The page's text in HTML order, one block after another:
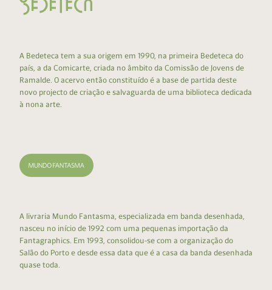
A Bedeteca tem a sua origem em 1990, na primeira Bedeteca do
país, a da Comicarte, criada no âmbito da Comissão de Jovens de
Ramalde. O acervo então constituído é a base de partida deste
novo projecto de criação e salvaguarda de uma biblioteca dedicada
à nona arte.
A livraria Mundo Fantasma, especializada em banda desenhada,
nasceu no início de 1992 com uma pequenas importação da
Fantagraphics. Em 1993, consolidou-se com a organização do
Salão do Porto e desde essa data que é a casa da banda desenhada
quase toda.